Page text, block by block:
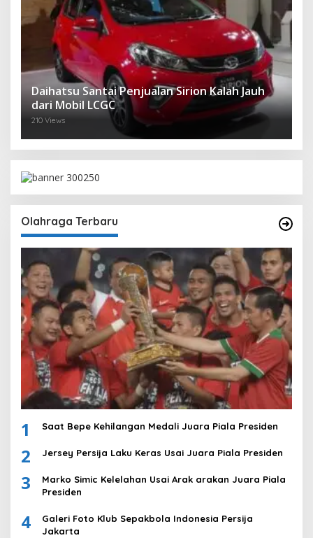
Daihatsu Santai Penjualan Sirion Kalah Jauh
dari Mobil LCGC
210 Views
Olahraga Terbaru
1 Saat Bepe Kehilangan Medali Juara Piala Presiden
2 Jersey Persija Laku Keras Usai Juara Piala Presiden
3
Marko Simic Kelelahan Usai Arak arakan Juara Piala
Presiden
4
Galeri Foto Klub Sepakbola Indonesia Persija
Jakarta